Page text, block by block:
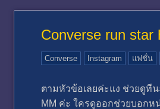
Converse run
Converse Instagram แฟชั่น
ตามหัวข้อเลยค่ะแง ช่วยดูที
MM ค่ะ ใครดูออกช่วยบอกห